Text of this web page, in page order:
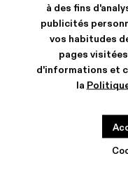
à des fins
publicités
vos habitudes
pages
d'informations et
la